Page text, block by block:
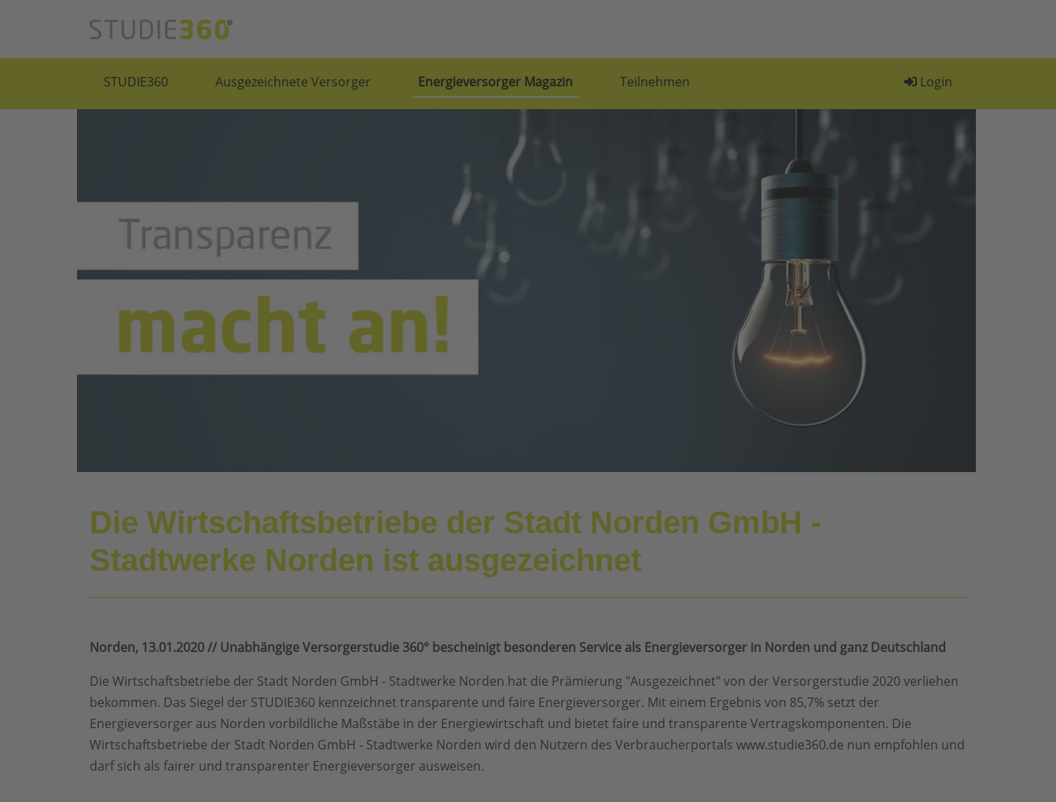
STUDIE360 Ausgezeichnete Versorger Energieversorger Magazin Teilnehmen Login
Die Wirtschaftsbetriebe der Stadt Norden GmbH -
Stadtwerke Norden ist ausgezeichnet
Norden, 13.01.2020 // Unabhängige Versorgerstudie 360° bescheinigt besonderen Service als Energieversorger in Norden und ganz Deutschland
Die Wirtschaftsbetriebe der Stadt Norden GmbH - Stadtwerke Norden hat die Prämierung "Ausgezeichnet" von der Versorgerstudie 2020 verliehen
bekommen. Das Siegel der STUDIE360 kennzeichnet transparente und faire Energieversorger. Mit einem Ergebnis von 85,7% setzt der
Energieversorger aus Norden vorbildliche Maßstäbe in der Energiewirtschaft und bietet faire und transparente Vertragskomponenten. Die
Wirtschaftsbetriebe der Stadt Norden GmbH - Stadtwerke Norden wird den Nutzern des Verbraucherportals www.studie360.de nun empfohlen und
darf sich als fairer und transparenter Energieversorger ausweisen.